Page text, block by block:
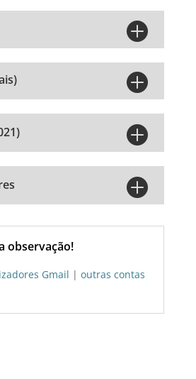




observação!
Gmail | outras contas